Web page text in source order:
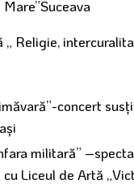
Religie,
concert
militară”
Liceul de Artă